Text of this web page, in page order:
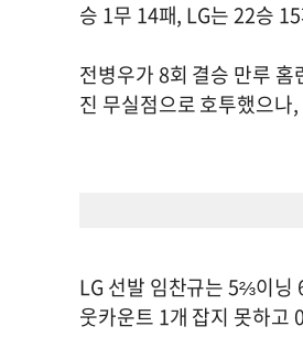
승 1무 14패, LG는 22승
전병우가 8회 결승 만루
진 무실점으로 호투했으
LG 선발 임찬규는 5⅔이닝
웃카운트 1개 잡지 못하고